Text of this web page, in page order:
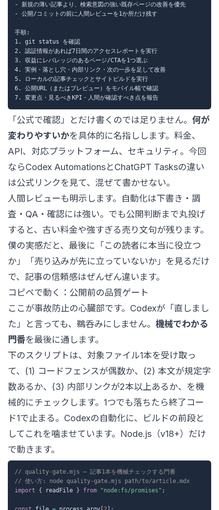
- 新規の薄い記事より、検索意図の強い既存ページの改善を優先
- 公開/コミットの前に人間レビューを1か所だけ残す
手順:
1. git status を確認
2. 認証情報があれば7日間のアクセスレポートを実行
3. 収益にレバレッジのあるページ/CTAを1つ選ぶ
4. 実例・落とし穴・内部リンク・次の一歩を足して改善
5. ローカルの記事チェックとサイトビルドを実行
6. 公開URL（またはプレビュー）をモバイル幅で確認
「公式で確認」とだけ書くのでは足りません。 何が
変わりやすいかを具体的に名指しします。料金、
API、対応プラットフォーム、セキュリティ。今回
ならCodex AutomationsとChatGPT Tasksの違い
は公式リンクを見て、混ぜて書かせない。
人間レビューも明示します。自動化は下書き・調
査・QA・確認には強い。でも公開判断まで丸投げ
すると、古い料金や強すぎる売り文句が残ります。
僕の実感だと、最後に「この読者に本当に役立つ
か」「売り込みが先に立っていないか」を見るだけ
で、記事の信頼感はぜんぜん違います。
コピペで動く：公開前の品質ゲート
ここが事故防止の心臓部です。Codexが「直しまし
た」と言っても、鵜呑みにしません。 機械でわかる
門番を最後に通します。
下のスクリプトは、対象ファイル1本を受け取っ
て、(1) コードフェンスが偶数か、(2) 本文が規定字
数あるか、(3) 内部リンクが2本以上あるか、を機
械的にチェックします。1つでも落ちたら終了コー
ド1で止まる。Codexの自動化に、ビルドの前段と
してこれを噛ませています。Node.js（v18+）だけ
で動きます。
// quality-gate.mjs — 記事1本を機械チェックする門番
// 使い方: node quality-gate.mjs path/to/article.mdx
import
{ readFile } from "node:fs/promises" ;